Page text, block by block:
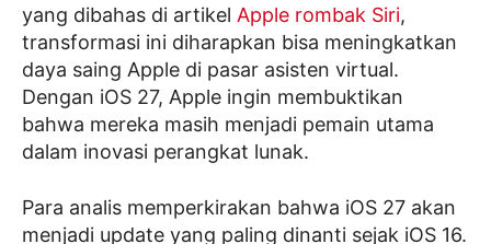
yang dibahas di artikel Apple rombak Siri,
transformasi ini diharapkan bisa meningkatkan
daya saing Apple di pasar asisten virtual.
Dengan iOS 27, Apple ingin membuktikan
bahwa mereka masih menjadi pemain utama
dalam inovasi perangkat lunak.
Para analis memperkirakan bahwa iOS 27 akan
menjadi update yang paling dinanti sejak iOS 16.